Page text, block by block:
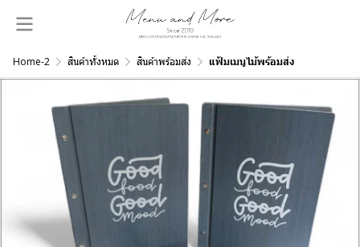
Home-2 สินค้าทั้งหมด สินค้าพร้อมส่ง แฟ้มเมนูไม้พร้อมส่ง